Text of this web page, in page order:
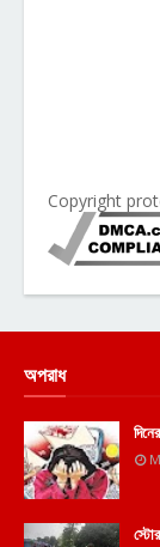
Copyright
অপরাধ